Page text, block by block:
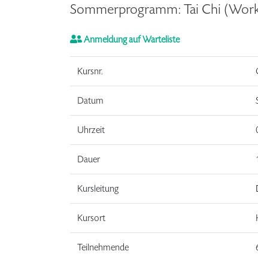
Sommerprogramm: Tai Chi
Anmeldung auf Warteliste
Kursnr.
Datum
Uhrzeit
Dauer
Kursleitung
Kursort
Teilnehmende